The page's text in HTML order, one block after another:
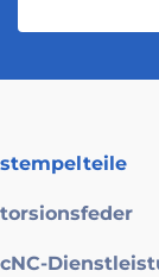
stempelteile
torsionsfeder
cNC-